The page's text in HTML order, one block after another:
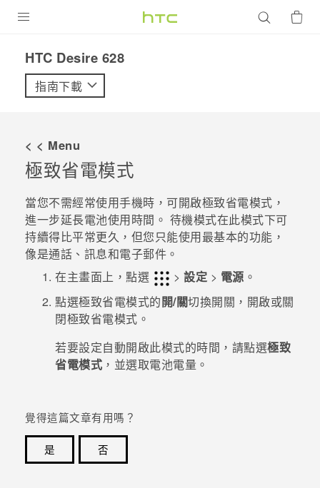
VIVE
配件
優惠專區
焦點訊息
校園專案
企業採購
銷售門市
銷售通路
VIVELAND
HTC Desire 628‎
指南下載
< < Menu
極致省電模式
當您不需經常使用手機時，可開啟極致省電模式，
進一步延長電池使用時間。 待機模式在此模式下可
持續得比平常更久，但您只能使用最基本的功能，
像是通話、訊息和電子郵件。
在主畫面上，點選 > 設定 > 電源 。
點選極致省電模式的開/關切換開關，開啟或關
閉極致省電模式。
若要設定自動開啟此模式的時間，請點選極致
省電模式 ，並選取電池電量。
覺得這篇文章有用嗎？
是
否